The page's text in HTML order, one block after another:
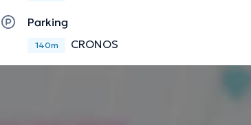
Parking
140m CRONOS